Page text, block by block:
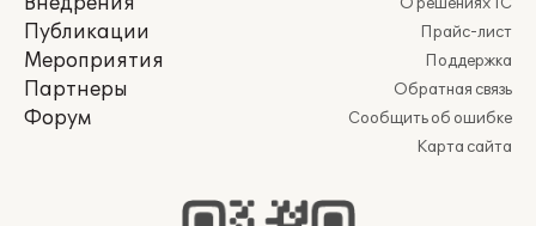
Публикации
Мероприятия
Партнеры
Форум
Прайс-лист
Поддержка
Обратная связь
Сообщить об ошибке
Карта сайта